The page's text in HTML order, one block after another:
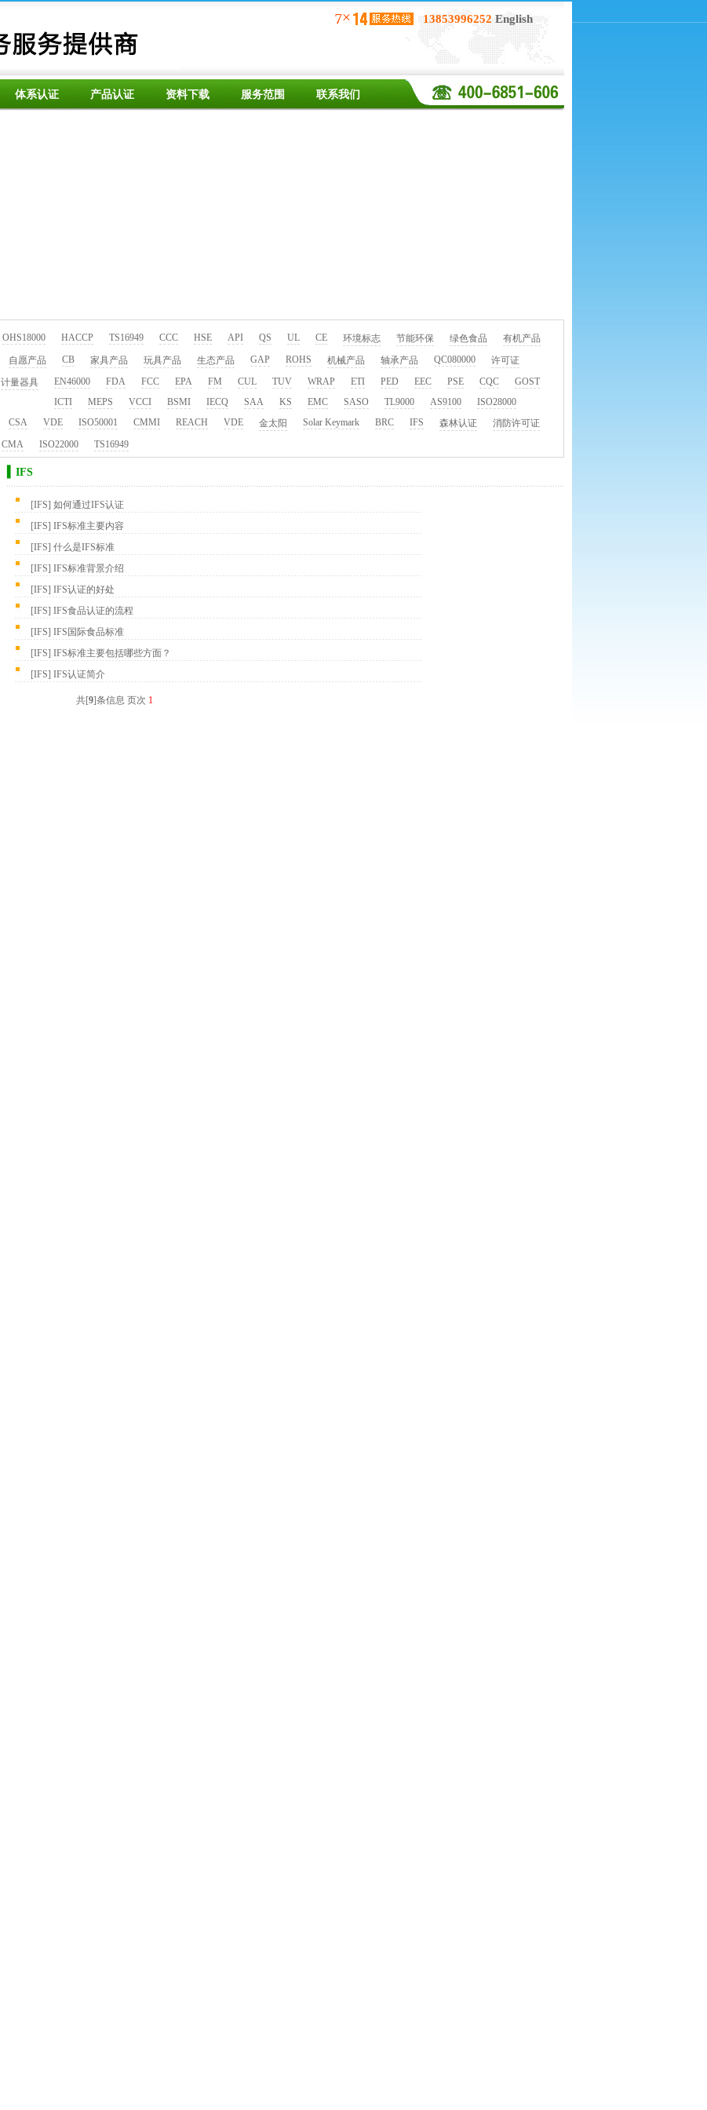
13853996252 English
体系认证 产品认证 资料下载 服务范围 联系我们
OHS18000 HACCP TS16949 CCC HSE API QS UL CE 环境标志 节能环保 绿色食品
有机产品
自愿产品 CB 家具产品 玩具产品 生态产品 GAP ROHS 机械产品 轴承产品 QC080000
许可证
计量器具 EN46000 FDA FCC EPA FM CUL TUV WRAP ETI PED EEC PSE CQC
GOST
ICTI
MEPS VCCI BSMI IECQ SAA KS EMC SASO TL9000 AS9100
ISO28000
CSA VDE ISO50001 CMMI REACH VDE 金太阳 Solar Keymark BRC IFS 森林认证
消防许可证
CMA ISO22000 TS16949
▍IFS
[IFS] 如何通过IFS认证
[IFS] IFS标准主要内容
[IFS] 什么是IFS标准
[IFS] IFS标准背景介绍
[IFS] IFS认证的好处
[IFS] IFS食品认证的流程
[IFS] IFS国际食品标准
[IFS] IFS标准主要包括哪些方面？
[IFS] IFS认证简介
共[9]条信息 页次 1